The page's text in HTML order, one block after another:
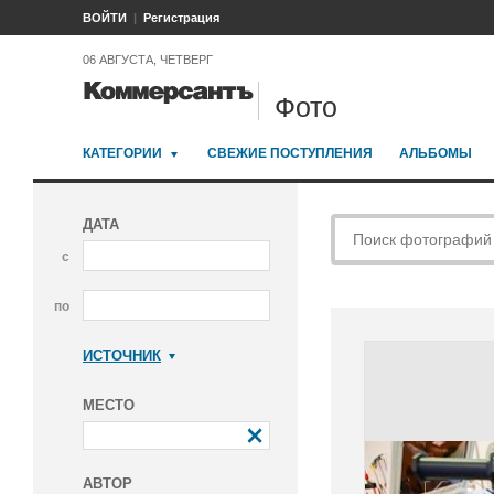
ВОЙТИ Регистрация
06 АВГУСТА, ЧЕТВЕРГ
Фото
КАТЕГОРИИ СВЕЖИЕ ПОСТУПЛЕНИЯ АЛЬБОМЫ
ДАТА
с
по
ИСТОЧНИК
МЕСТО
АВТОР